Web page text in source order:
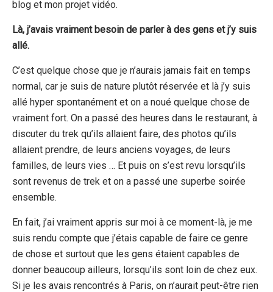
blog et mon projet vidéo.
Là, j’avais vraiment besoin de parler à des gens et j’y suis
allé.
C’est quelque chose que je n’aurais jamais fait en temps
normal, car je suis de nature plutôt réservée et là j’y suis
allé hyper spontanément et on a noué quelque chose de
vraiment fort. On a passé des heures dans le restaurant, à
discuter du trek qu’ils allaient faire, des photos qu’ils
allaient prendre, de leurs anciens voyages, de leurs
familles, de leurs vies … Et puis on s’est revu lorsqu’ils
sont revenus de trek et on a passé une superbe soirée
ensemble.
En fait, j’ai vraiment appris sur moi à ce moment-là, je me
suis rendu compte que j’étais capable de faire ce genre
de chose et surtout que les gens étaient capables de
donner beaucoup ailleurs, lorsqu’ils sont loin de chez eux.
Si je les avais rencontrés à Paris, on n’aurait peut-être rien